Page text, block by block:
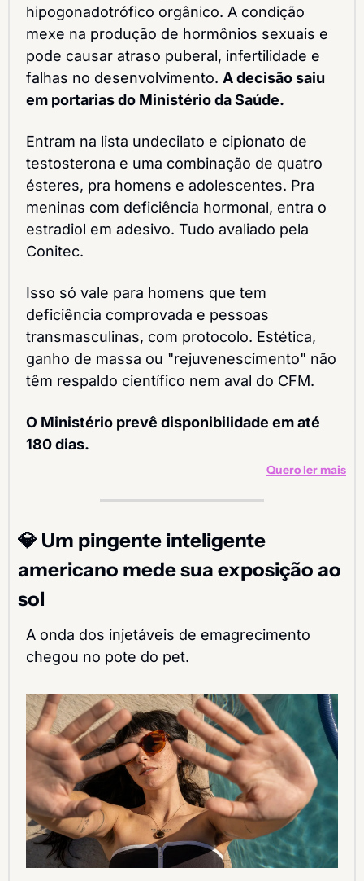
hipogonadotrófico orgânico. A condição
mexe na produção de hormônios sexuais e
pode causar atraso puberal, infertilidade e
falhas no desenvolvimento. A decisão saiu
em portarias do Ministério da Saúde.
Entram na lista undecilato e cipionato de
testosterona e uma combinação de quatro
ésteres, pra homens e adolescentes. Pra
meninas com deficiência hormonal, entra o
estradiol em adesivo. Tudo avaliado pela
Conitec.
Isso só vale para homens que tem
deficiência comprovada e pessoas
transmasculinas, com protocolo. Estética,
ganho de massa ou "rejuvenescimento" não
têm respaldo científico nem aval do CFM.
O Ministério prevê disponibilidade em até
180 dias.
Quero ler mais
💎 Um pingente inteligente
americano mede sua exposição ao
sol
A onda dos injetáveis de emagrecimento
chegou no pote do pet.